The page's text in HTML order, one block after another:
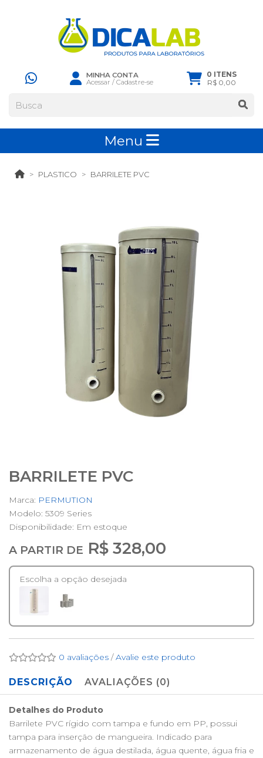
MINHA CONTA
Acessar /Cadastre-se
0 ITENS
R$ 0,00
Menu
PLASTICO BARRILETE PVC
BARRILETE PVC
Marca: PERMUTION
Modelo: 5309 Series
Disponibilidade: Em estoque
A PARTIR DE R$ 328,00
Escolha a opção desejada
0 avaliações /Avalie este produto
DESCRIÇÃO AVALIAÇÕES (0)
Detalhes do Produto
Barrilete PVC rígido com tampa e fundo em PP, possui
tampa para inserção de mangueira. Indicado para
armazenamento de água destilada, água quente, água fria e